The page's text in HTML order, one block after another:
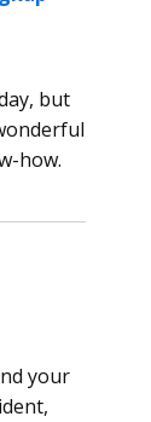
but
how.
your